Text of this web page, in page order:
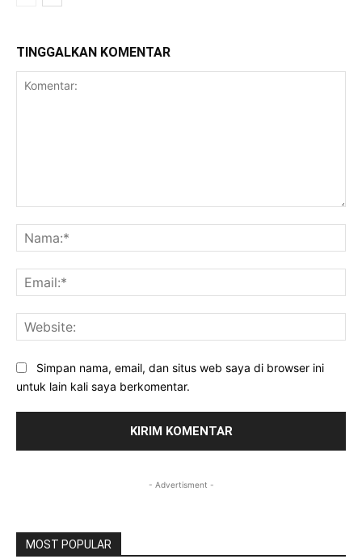
TINGGALKAN KOMENTAR
Simpan nama, email, dan situs web saya di browser ini
untuk lain kali saya berkomentar.
- Advertisment -
MOST POPULAR